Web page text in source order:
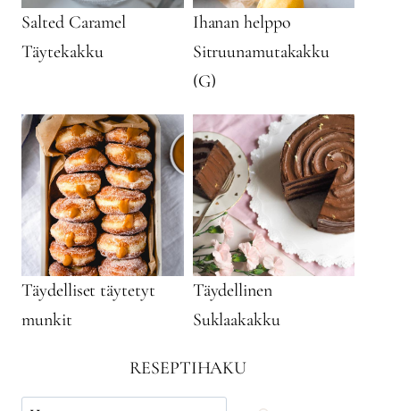
Salted Caramel
Täytekakku
Ihanan helppo
Sitruunamutakakku
(G)
Täydelliset täytetyt
munkit
Täydellinen
Suklaakakku
RESEPTIHAKU
Käytä